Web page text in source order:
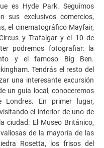
es Hyde Park. Seguimos
sus exclusivos comercios,
el cinematográfico Mayfair,
y Trafalgar y el 10 de
podremos fotografiar: la
y el famoso Big Ben.
Tendrás el resto del
una interesante excursión
un guía local, conoceremos
Londres. En primer lugar,
el interior de uno de
ciudad: El Museo Británico,
de la mayoría de las
Rosetta, los frisos del